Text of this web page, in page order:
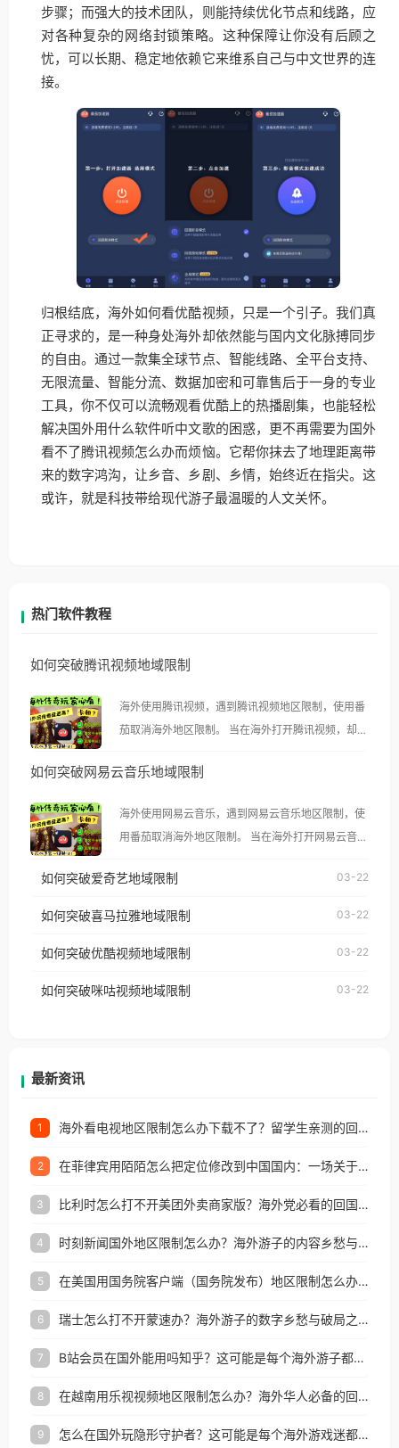
步骤；而强大的技术团队，则能持续优化节点和线路，应
对各种复杂的网络封锁策略。这种保障让你没有后顾之
忧，可以长期、稳定地依赖它来维系自己与中文世界的连
接。
归根结底，海外如何看优酷视频，只是一个引子。我们真
正寻求的，是一种身处海外却依然能与国内文化脉搏同步
的自由。通过一款集全球节点、智能线路、全平台支持、
无限流量、智能分流、数据加密和可靠售后于一身的专业
工具，你不仅可以流畅观看优酷上的热播剧集，也能轻松
解决国外用什么软件听中文歌的困惑，更不再需要为国外
看不了腾讯视频怎么办而烦恼。它帮你抹去了地理距离带
来的数字鸿沟，让乡音、乡剧、乡情，始终近在指尖。这
或许，就是科技带给现代游子最温暖的人文关怀。
热门软件教程
如何突破腾讯视频地域限制
海外使用腾讯视频，遇到腾讯视频地区限制，使用番
茄取消海外地区限制。 当在海外打开腾讯视频，却突
示语。 海外用户如香港、澳门、台湾、美国、加拿
像其他音乐平台一样，出现地区及版权限制问题，且
仅能在中国大陆地区播放。 遇到这个问题的朋友们，
台湾、美国、加拿大、澳大利亚、欧洲等国家和地区
权限制所困扰。
如何突破网易云音乐地域限制
海外使用网易云音乐，遇到网易云音乐地区限制，使
用番茄取消海外地区限制。 当在海外打开网易云音
播放”的提示语。 海外用户如香港、澳门、台湾、美
制问题，且仅能在中国大陆地区播放。 遇到这个问题
户收听网易云音乐地区版权限制」的问题，无论人在
如何突破爱奇艺地域限制 03-22
如何突破喜马拉雅地域限制 03-22
如何突破优酷视频地域限制 03-22
如何突破咪咕视频地域限制 03-22
最新资讯
1 海外看电视地区限制怎么办下载不了？留学生亲测的回国加速方案（附2026世界杯观赛技巧）
2 在菲律宾用陌陌怎么把定位修改到中国国内：一场关于归属感与连接的探索
3 比利时怎么打不开美团外卖商家版？海外党必看的回国加速全攻略
4 时刻新闻国外地区限制怎么办？海外游子的内容乡愁与破局之路
5 在美国用国务院客户端（国务院发布）地区限制怎么办？3步解决海外看国内内容难题
6 瑞士怎么打不开蒙速办？海外游子的数字乡愁与破局之路
7 B站会员在国外能用吗知乎？这可能是每个海外游子都问过的问题
8 在越南用乐视视频地区限制怎么办？海外华人必备的回国加速攻略
9 怎么在国外玩隐形守护者？这可能是每个海外游戏迷都问过的问题